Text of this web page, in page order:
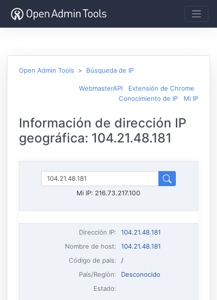
Open Admin Tools Búsqueda de IP
WebmasterAPI
Extensión de Chrome
Conocimiento de IP
Mi IP
Información de dirección IP
geográfica: 104.21.48.181
Mi IP: 216.73.217.100
Dirección IP:
104.21.48.181
Nombre de host:
104.21.48.181
Código de país:
/
País/Región:
Desconocido
Estado: